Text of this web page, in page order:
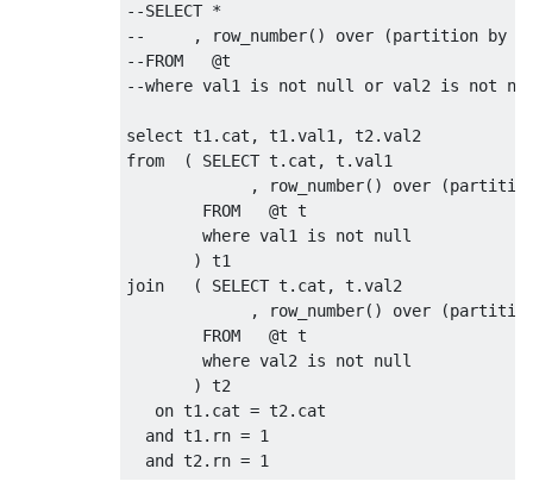
--SELECT *
--     , row_number() over (partition by
--FROM   @t
--where val1 is not null or val2 is not
select t1. cat , t1.val1, t2.
from
( SELECT t . cat , t .val1
,
row_number() over (
FROM
@t t
where val1 is not
null
)
join
( SELECT t . cat , t .val2
,
row_number() over (
FROM
@t t
where val2 is not
null
)
t2
on t1. cat = t2. cat
and
t1. rn = 1
and
t2. rn = 1